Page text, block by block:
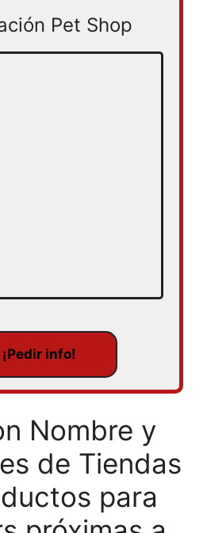
Pet Shop
¡Pedir info!
Nombre y
de Tiendas
para